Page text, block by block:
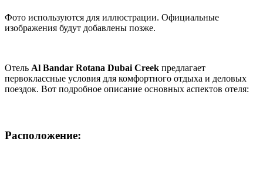
Фото используются для иллюстрации. Официальные
изображения будут добавлены позже.
Отель Al Bandar Rotana Dubai Creek предлагает
первоклассные условия для комфортного отдыха и деловых
поездок. Вот подробное описание основных аспектов отеля:
Расположение: